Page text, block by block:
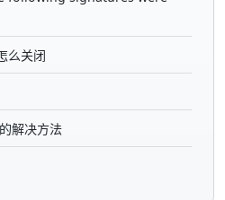
么关闭
解决方法